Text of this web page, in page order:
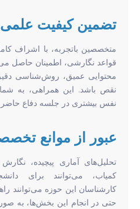
تضمین کیفیت
متخصصین باتجربه، با اشراف
قواعد نگارشی، اطمینان حاصل
محتوایی عمیق، روش‌شناسی
نقص باشد. این همراهی، به
نفس بیشتری در جلسه دفاع
عبور از موانع
تحلیل‌های آماری پیچیده،
کمیاب، می‌توانند برای
کارشناسان این حوزه می‌توانند
حتی در انجام این بخش‌ها، به